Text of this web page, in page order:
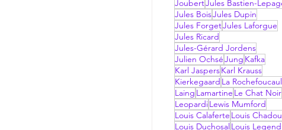
JoubertJules Bastien-
Jules BoisJules Dupin
Jules ForgetJules Laforgue
Jules Ricard
Jules-Gérard Jordens
Julien OchséJung Kafka
Karl JaspersKarl Krauss
Kierkegaard La
Laing Lamartine Le Chat Noir
LeopardiLewis Mumford
Louis Calaferte Louis
Louis Duchosal Louis